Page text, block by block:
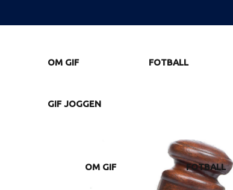
OM GIF FOTBALL
OM GIF FOTBALL
GIF JOGGEN